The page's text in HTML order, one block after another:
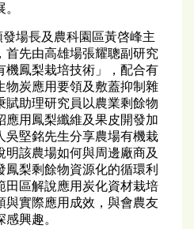
場長及農科園區黃啓峰主
首先由高雄場張耀聰副研究
機鳳梨栽培技術」，配合有
物炭應用要領及敷蓋抑制雜
賦助理研究員以農業剩餘物
應用鳳梨纖維及果皮開發加
吳堅銘先生分享農場有機栽
該農場如何與周邊廠商及
梨剩餘物資源化的循環利
田區解說應用炭化資材栽培
與實際應用成效，與會農友
興趣。